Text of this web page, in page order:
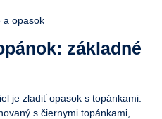
základné
je zladiť opasok s topánkami.
s čiernymi topánkami,